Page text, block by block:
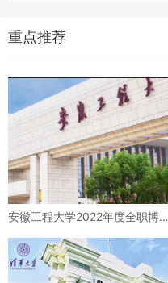
重点推荐
安徽工程大学2022年度全职博士